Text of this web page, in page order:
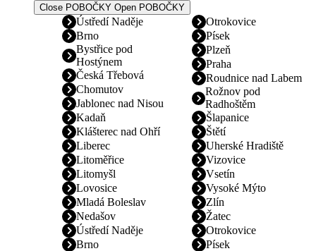
Close POBOČKY Open POBOČKY
Ústředí Naděje
Brno
Bystřice pod
Hostýnem
Česká Třebová
Chomutov
Jablonec nad Nisou
Kadaň
Klášterec nad Ohří
Liberec
Litoměřice
Litomyšl
Lovosice
Mladá Boleslav
Nedašov
Otrokovice
Písek
Plzeň
Praha
Roudnice nad Labem
Rožnov pod
Radhoštěm
Šlapanice
Štětí
Uherské Hradiště
Vizovice
Vsetín
Vysoké Mýto
Zlín
Žatec
Ústředí Naděje
Brno
Otrokovice
Písek